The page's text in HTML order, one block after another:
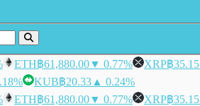
ETH฿61,880.00▼ 0.77% XRP฿35.15
KUB฿20.33 ▲ 0.24%
ETH฿61,880.00▼ 0.77% XRP฿35.15